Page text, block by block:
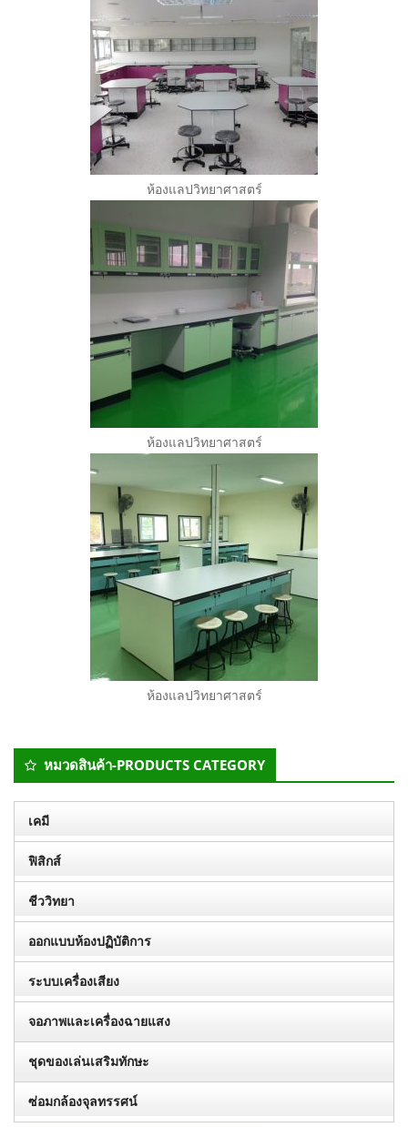
ห้องแลปวิทยาศาสตร์
ห้องแลปวิทยาศาสตร์
ห้องแลปวิทยาศาสตร์
Secondary
Sidebar
หมวดสินค้า-PRODUCTS CATEGORY
เคมี
ฟิสิกส์
ชีววิทยา
ออกแบบห้องปฏิบัติการ
ระบบเครื่องเสียง
จอภาพและเครื่องฉายแสง
ชุดของเล่นเสริมทักษะ
ซ่อมกล้องจุลทรรศน์